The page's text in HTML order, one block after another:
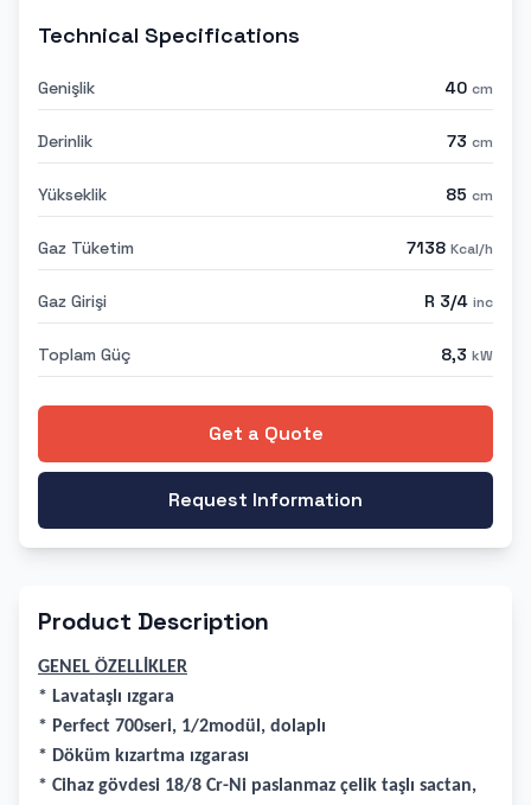
Technical Specifications
Genişlik 40 cm
Derinlik 73 cm
Yükseklik 85 cm
Gaz Tüketim 7138 Kcal/h
Gaz Girişi R 3/4 inc
Toplam Güç 8,3 kW
Get a Quote
Request Information
Product Description
GENEL ÖZELLİKLER
* Lavataşlı ızgara
* Perfect 700seri, 1/2modül, dolaplı
* Döküm kızartma ızgarası
* Cihaz gövdesi 18/8 Cr-Ni paslanmaz çelik taşlı sactan,